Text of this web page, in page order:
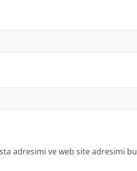
adresimi ve web site adresimi bu